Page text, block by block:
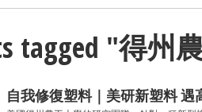
tagged "得州
自我修復塑料｜美研新塑料 遇